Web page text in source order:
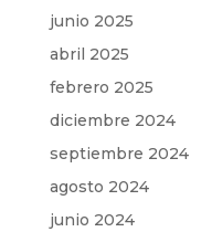
junio 2025
abril 2025
febrero 2025
diciembre 2024
septiembre 2024
agosto 2024
junio 2024